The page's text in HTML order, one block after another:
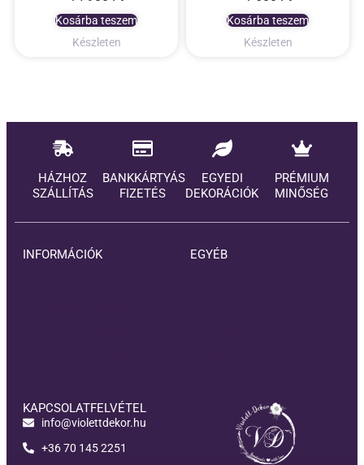
Készleten
Kosárba teszem
Készleten
Kosárba teszem
HÁZHOZ
SZÁLLÍTÁS
BANKKÁRTYÁS
FIZETÉS
EGYEDI
DEKORÁCIÓK
PRÉMIUM
MINŐSÉG
INFORMÁCIÓK EGYÉB
KAPCSOLATFELVÉTEL
info@violettdekor.hu
+36 70 145 2251